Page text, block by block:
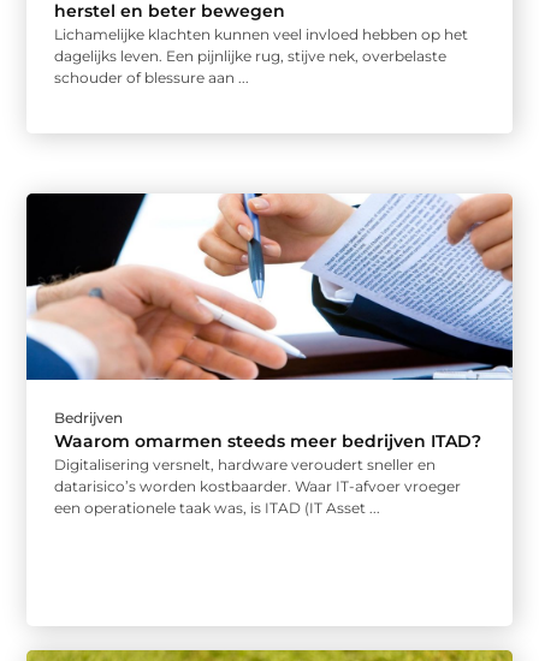
herstel en beter bewegen
Lichamelijke klachten kunnen veel invloed hebben op het
dagelijks leven. Een pijnlijke rug, stijve nek, overbelaste
schouder of blessure aan ...
Bedrijven
Waarom omarmen steeds meer bedrijven ITAD?
Digitalisering versnelt, hardware veroudert sneller en
datarisico’s worden kostbaarder. Waar IT-afvoer vroeger
een operationele taak was, is ITAD (IT Asset ...